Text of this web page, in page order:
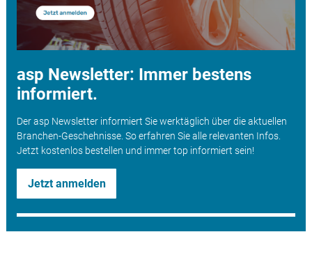
asp Newsletter: Immer bestens
informiert.
Der asp Newsletter informiert Sie werktäglich über die aktuellen
Branchen-Geschehnisse. So erfahren Sie alle relevanten Infos.
Jetzt kostenlos bestellen und immer top informiert sein!
Jetzt anmelden